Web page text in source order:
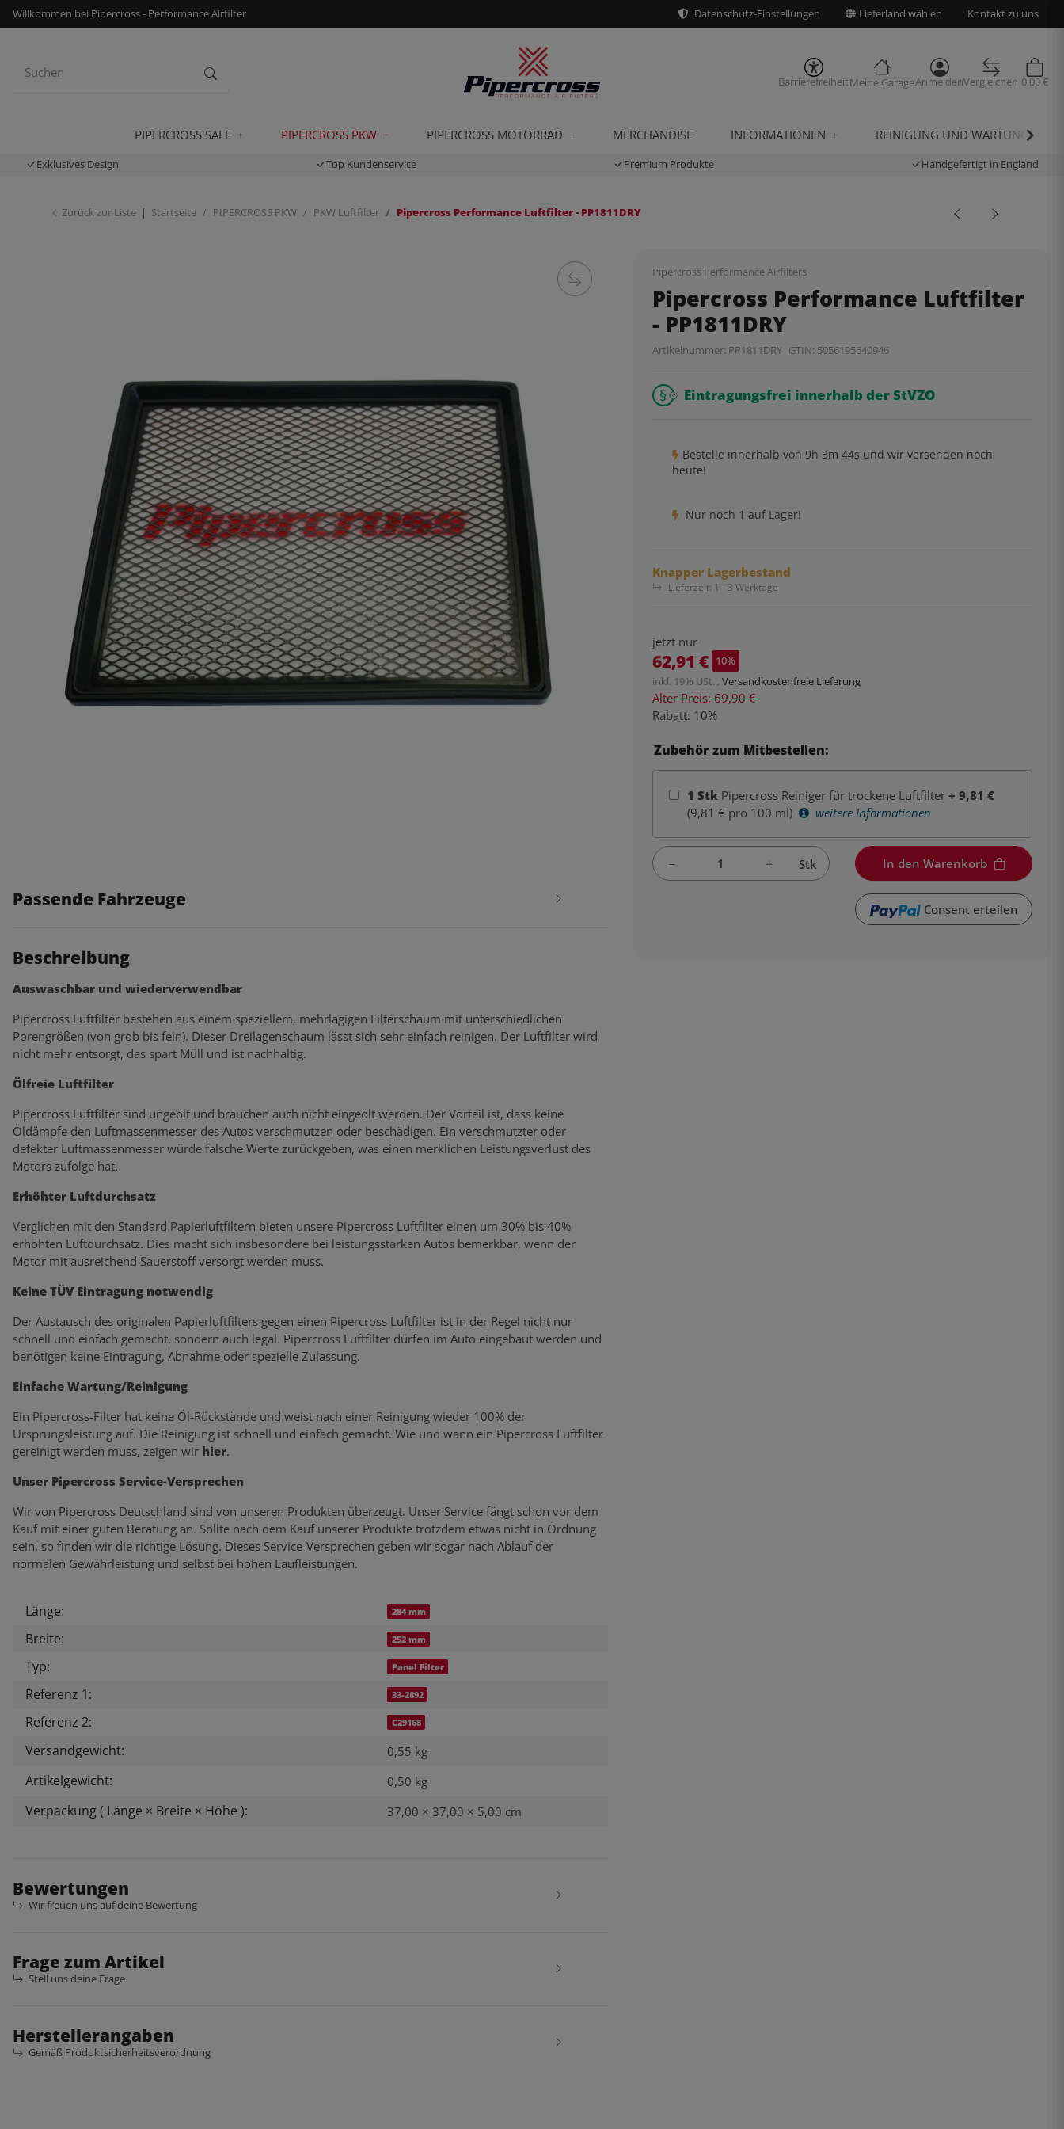
Willkommen bei Pipercross - Performance Airfilter Datenschutz-Einstellungen Lieferland wählen Kontakt zu uns
BarrierefreiheitMeine GarageAnmeldenVergleichen 0,00 €
PIPERCROSS SALE PIPERCROSS PKW PIPERCROSS MOTORRAD MERCHANDISE INFORMATIONEN REINIGUNG UND WARTUNG
Exklusives Design Top Kundenservice Premium Produkte Handgefertigt in England
Zurück zur Liste Startseite PIPERCROSS PKW PKW Luftfilter Pipercross Performance Luftfilter - PP1811DRY
Pipercross Performance Airfilters
Pipercross Performance Luftfilter
- PP1811DRY
Artikelnummer: PP1811DRY GTIN: 5056195640946
Eintragungsfrei innerhalb der StVZO
Bestelle innerhalb von 9h 3m 43s und wir versenden noch
heute!
Nur noch 1 auf Lager!
Knapper Lagerbestand
Lieferzeit: 1 - 3 Werktage
jetzt nur
62,91 € 10%
inkl. 19% USt. , Versandkostenfreie Lieferung
Alter Preis: 69,90 €
Rabatt: 10%
Zubehör zum Mitbestellen:
1 Stk Pipercross Reiniger für trockene Luftfilter + 9,81 €
(9,81 € pro 100 ml)
weitere Informationen
Stk In den Warenkorb
Consent erteilen
Passende Fahrzeuge
Beschreibung
Auswaschbar und wiederverwendbar
Pipercross Luftfilter bestehen aus einem speziellem, mehrlagigen Filterschaum mit unterschiedlichen
Porengrößen (von grob bis fein). Dieser Dreilagenschaum lässt sich sehr einfach reinigen. Der Luftfilter wird
nicht mehr entsorgt, das spart Müll und ist nachhaltig.
Ölfreie Luftfilter
Pipercross Luftfilter sind ungeölt und brauchen auch nicht eingeölt werden. Der Vorteil ist, dass keine
Öldämpfe den Luftmassenmesser des Autos verschmutzen oder beschädigen. Ein verschmutzter oder
defekter Luftmassenmesser würde falsche Werte zurückgeben, was einen merklichen Leistungsverlust des
Motors zufolge hat.
Erhöhter Luftdurchsatz
Verglichen mit den Standard Papierluftfiltern bieten unsere Pipercross Luftfilter einen um 30% bis 40%
erhöhten Luftdurchsatz. Dies macht sich insbesondere bei leistungsstarken Autos bemerkbar, wenn der
Motor mit ausreichend Sauerstoff versorgt werden muss.
Keine TÜV Eintragung notwendig
Der Austausch des originalen Papierluftfilters gegen einen Pipercross Luftfilter ist in der Regel nicht nur
schnell und einfach gemacht, sondern auch legal. Pipercross Luftfilter dürfen im Auto eingebaut werden und
benötigen keine Eintragung, Abnahme oder spezielle Zulassung.
Einfache Wartung/Reinigung
Ein Pipercross-Filter hat keine Öl-Rückstände und weist nach einer Reinigung wieder 100% der
Ursprungsleistung auf. Die Reinigung ist schnell und einfach gemacht. Wie und wann ein Pipercross Luftfilter
gereinigt werden muss, zeigen wir hier.
Unser Pipercross Service-Versprechen
Wir von Pipercross Deutschland sind von unseren Produkten überzeugt. Unser Service fängt schon vor dem
Kauf mit einer guten Beratung an. Sollte nach dem Kauf unserer Produkte trotzdem etwas nicht in Ordnung
sein, so finden wir die richtige Lösung. Dieses Service-Versprechen geben wir sogar nach Ablauf der
normalen Gewährleistung und selbst bei hohen Laufleistungen.
Produkteigenschaft
Wert
Länge: 284 mm
Breite: 252 mm
Typ: Panel Filter
Referenz 1: 33-2892
Referenz 2: C29168
Versandgewicht: 0,55 kg
Artikelgewicht: 0,50 kg
Verpackung ( Länge × Breite × Höhe ): 37,00 × 37,00 × 5,00 cm
Bewertungen
Wir freuen uns auf deine Bewertung
Frage zum Artikel
Stell uns deine Frage
Herstellerangaben
Gemäß Produktsicherheitsverordnung